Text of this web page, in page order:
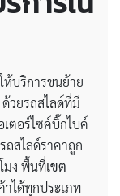
ห้บริการขนย้าย
วยรถสไลด์ที่มี
ตอร์ไซค์บิ๊กไบค์
ถสไลด์ราคาถูก
มง พื้นที่เขต
ได้ทุกประเภท